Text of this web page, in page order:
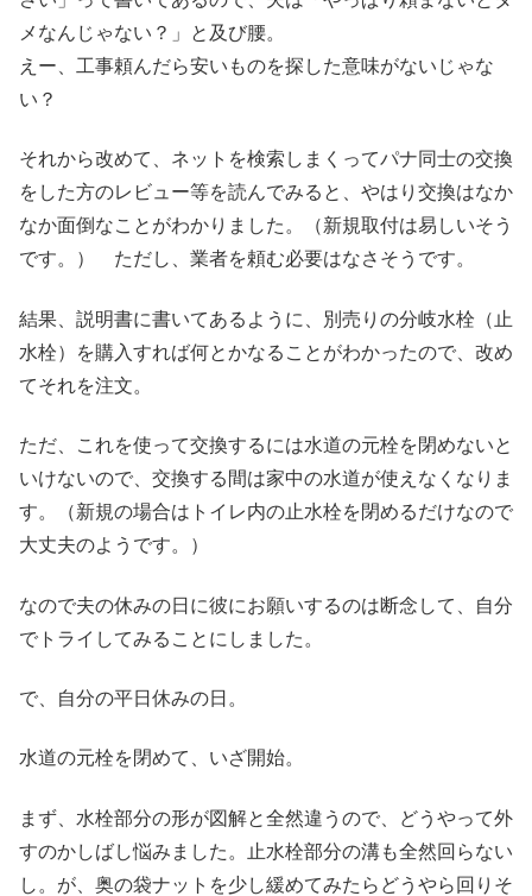
メなんじゃない？」と及び腰。
えー、工事頼んだら安いものを探した意味がないじゃな
い？
それから改めて、ネットを検索しまくってパナ同士の交換
をした方のレビュー等を読んでみると、やはり交換はなか
なか面倒なことがわかりました。（新規取付は易しいそう
です。） ただし、業者を頼む必要はなさそうです。
結果、説明書に書いてあるように、別売りの分岐水栓（止
水栓）を購入すれば何とかなることがわかったので、改め
てそれを注文。
ただ、これを使って交換するには水道の元栓を閉めないと
いけないので、交換する間は家中の水道が使えなくなりま
す。（新規の場合はトイレ内の止水栓を閉めるだけなので
大丈夫のようです。）
なので夫の休みの日に彼にお願いするのは断念して、自分
でトライしてみることにしました。
で、自分の平日休みの日。
水道の元栓を閉めて、いざ開始。
まず、水栓部分の形が図解と全然違うので、どうやって外
すのかしばし悩みました。止水栓部分の溝も全然回らない
し。が、奥の袋ナットを少し緩めてみたらどうやら回りそ